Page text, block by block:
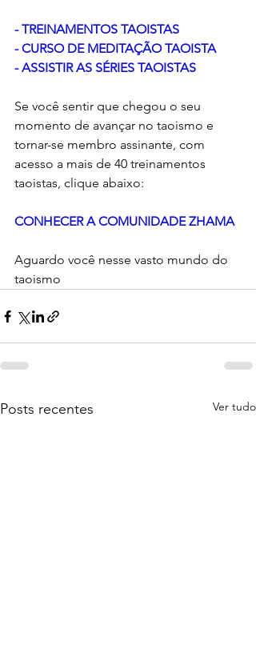
- TREINAMENTOS TAOISTAS
- CURSO DE MEDITAÇÃO TAOISTA
- ASSISTIR AS SÉRIES TAOISTAS
Se você sentir que chegou o seu
momento de avançar no taoismo e
tornar-se membro assinante, com
acesso a mais de 40 treinamentos
taoistas, clique abaixo:
CONHECER A COMUNIDADE ZHAMA
Aguardo você nesse vasto mundo do
taoismo
Posts recentes Ver tudo